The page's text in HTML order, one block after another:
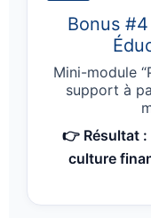
Bonus
Mini-module
support à
👉 Résultat
culture